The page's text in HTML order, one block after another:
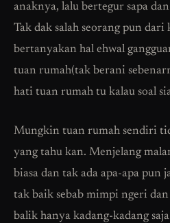
anaknya, lalu bertegur sapa
Tak dak salah seorang pun
bertanyakan hal ehwal
tuan rumah(tak berani
hati tuan rumah tu kalau soal
Mungkin tuan rumah sendiri
yang tahu kan. Menjelang
biasa dan tak ada apa-apa pun
tak baik sebab mimpi ngeri
balik hanya kadang-kadang